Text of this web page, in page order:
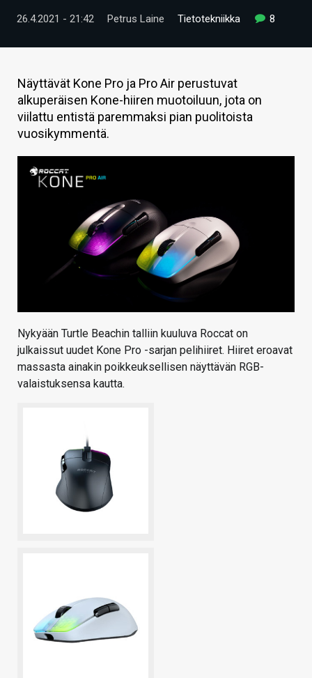
TIETOA
HINTA.FI
VAIHDA TEEMA
26.4.2021 - 21:42 Petrus Laine Tietotekniikka 8
Näyttävät Kone Pro ja Pro Air perustuvat
alkuperäisen Kone-hiiren muotoiluun, jota on
viilattu entistä paremmaksi pian puolitoista
vuosikymmentä.
Nykyään Turtle Beachin talliin kuuluva Roccat on
julkaissut uudet Kone Pro -sarjan pelihiiret. Hiiret eroavat
massasta ainakin poikkeuksellisen näyttävän RGB-
valaistuksensa kautta.